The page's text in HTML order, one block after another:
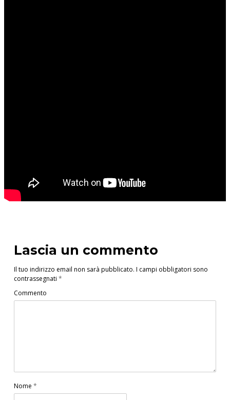
Lascia un commento
Il tuo indirizzo email non sarà pubblicato. I campi obbligatori sono
contrassegnati *
Commento
Nome *